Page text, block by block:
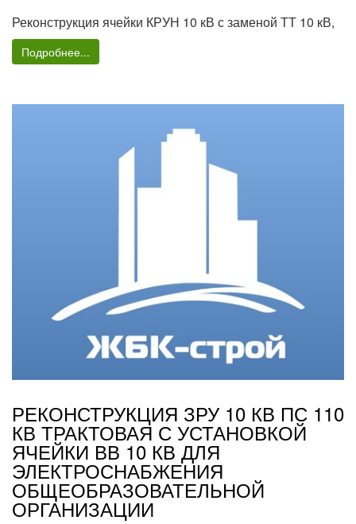
Реконструкция ячейки КРУН 10 кВ с заменой ТТ 10 кВ,
Подробнее...
РЕКОНСТРУКЦИЯ ЗРУ 10 КВ ПС 110
КВ ТРАКТОВАЯ С УСТАНОВКОЙ
ЯЧЕЙКИ ВВ 10 КВ ДЛЯ
ЭЛЕКТРОСНАБЖЕНИЯ
ОБЩЕОБРАЗОВАТЕЛЬНОЙ
ОРГАНИЗАЦИИ